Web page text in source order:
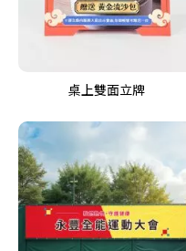
桌上雙面立牌